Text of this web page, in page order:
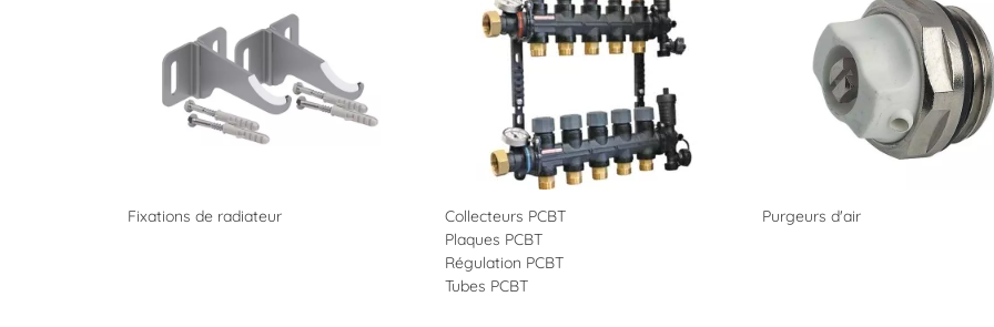
Fixations de radiateur
Collecteurs PCBT
Plaques PCBT
Régulation PCBT
Tubes PCBT
Purgeurs d'air